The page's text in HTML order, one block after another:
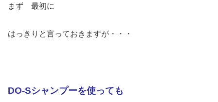
まず 最初に
はっきりと言っておきますが・・・
DO-Sシャンプーを使っても